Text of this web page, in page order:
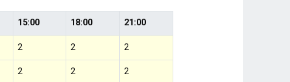
15:00 18:00 21:00
2 2 2
2 2 2